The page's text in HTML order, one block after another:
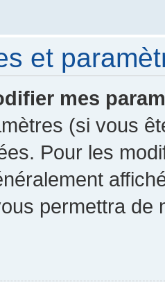
et
mes
(si vous
Pour les
permettra de